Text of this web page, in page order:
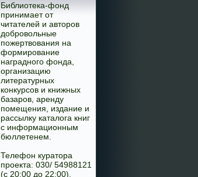
Библиотека-фонд
принимает от
читателей и авторов
добровольные
пожертвования на
формирование
наградного фонда,
организацию
литературных
конкурсов и книжных
базаров, аренду
помещения, издание и
рассылку каталога книг
с информационным
бюллетенем.
Телефон куратора
проекта: 030/ 54988121
(с 20:00 до 22:00).